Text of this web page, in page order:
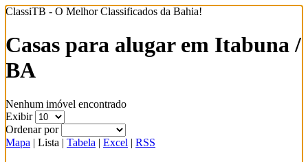
ClassiTB - O Melhor Classificados da Bahia!
Casas para alugar em Itabuna /
BA
Nenhum imóvel encontrado
Exibir
Ordenar por
Mapa | Lista | Tabela | Excel | RSS